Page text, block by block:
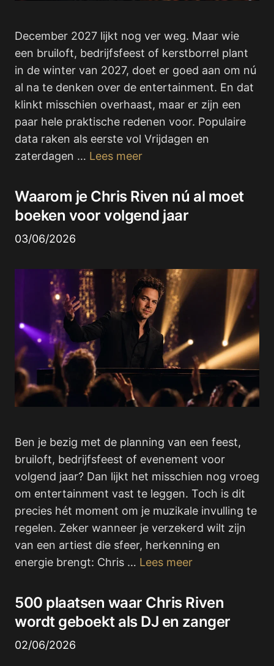
December 2027 lijkt nog ver weg. Maar wie
een bruiloft, bedrijfsfeest of kerstborrel plant
in de winter van 2027, doet er goed aan om nú
al na te denken over de entertainment. En dat
klinkt misschien overhaast, maar er zijn een
paar hele praktische redenen voor. Populaire
data raken als eerste vol Vrijdagen en
zaterdagen … Lees meer
Waarom je Chris Riven nú al moet
boeken voor volgend jaar
03/06/2026
Ben je bezig met de planning van een feest,
bruiloft, bedrijfsfeest of evenement voor
volgend jaar? Dan lijkt het misschien nog vroeg
om entertainment vast te leggen. Toch is dit
precies hét moment om je muzikale invulling te
regelen. Zeker wanneer je verzekerd wilt zijn
van een artiest die sfeer, herkenning en
energie brengt: Chris … Lees meer
500 plaatsen waar Chris Riven
wordt geboekt als DJ en zanger
02/06/2026